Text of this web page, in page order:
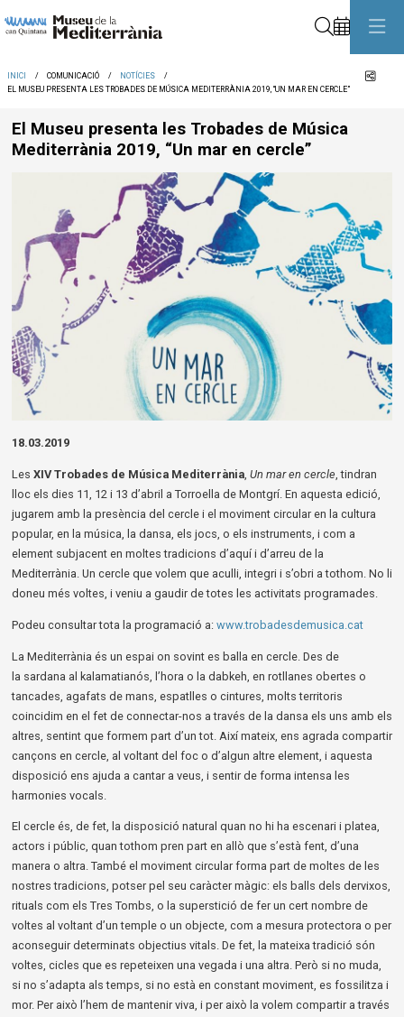
INICI COMUNICACIÓ
NOTÍCIES
EL MUSEU PRESENTA LES TROBADES DE MÚSICA MEDITERRÀNIA 2019, “UN MAR EN CERCLE”
El Museu presenta les Trobades de Música
Mediterrània 2019, “Un mar en cercle”
18.03.2019
Les XIV Trobades de Música Mediterrània, Un mar en cercle , tindran
lloc els dies 11, 12 i 13 d’abril a Torroella de Montgrí. En aquesta edició,
jugarem amb la presència del cercle i el moviment circular en la cultura
popular, en la música, la dansa, els jocs, o els instruments, i com a
element subjacent en moltes tradicions d’aquí i d’arreu de la
Mediterrània. Un cercle que volem que aculli, integri i s’obri a tothom. No li
doneu més voltes, i veniu a gaudir de totes les activitats programades.
Podeu consultar tota la programació a: www.trobadesdemusica.cat
La Mediterrània és un espai on sovint es balla en cercle. Des de
la sardana al kalamatianós, l’hora o la dabkeh, en rotllanes obertes o
tancades, agafats de mans, espatlles o cintures, molts territoris
coincidim en el fet de connectar-nos a través de la dansa els uns amb els
altres, sentint que formem part d’un tot. Així mateix, ens agrada compartir
cançons en cercle, al voltant del foc o d’algun altre element, i aquesta
disposició ens ajuda a cantar a veus, i sentir de forma intensa les
harmonies vocals.
El cercle és, de fet, la disposició natural quan no hi ha escenari i platea,
actors i públic, quan tothom pren part en allò que s’està fent, d’una
manera o altra. També el moviment circular forma part de moltes de les
nostres tradicions, potser pel seu caràcter màgic: els balls dels dervixos,
rituals com els Tres Tombs, o la superstició de fer un cert nombre de
voltes al voltant d’un temple o un objecte, com a mesura protectora o per
aconseguir determinats objectius vitals. De fet, la mateixa tradició són
voltes, cicles que es repeteixen una vegada i una altra. Però si no muda,
si no s’adapta als temps, si no està en constant moviment, es fossilitza i
mor. Per això l’hem de mantenir viva, i per això la volem compartir a través